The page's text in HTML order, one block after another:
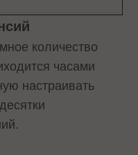
количество
часами
настраивать